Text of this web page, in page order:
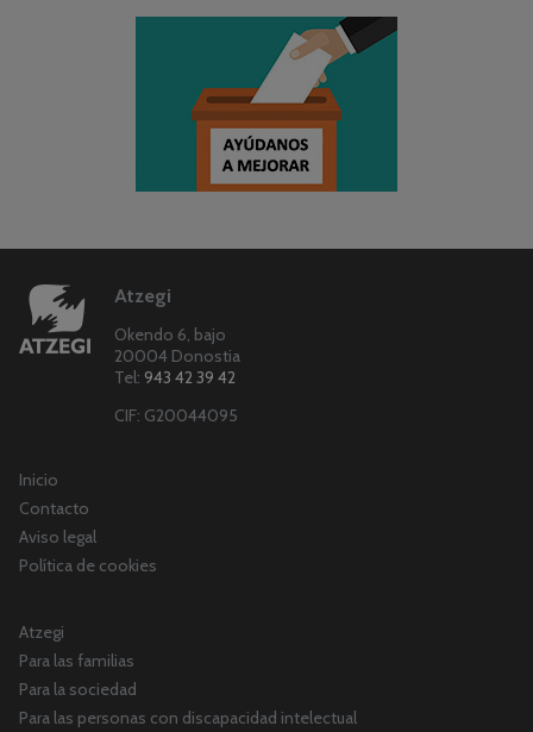
Atzegi
Okendo 6, bajo
20004 Donostia
Tel: 943 42 39 42
CIF: G20044095
Inicio
Contacto
Aviso legal
Política de cookies
Atzegi
Para las familias
Para la sociedad
Para las personas con discapacidad intelectual